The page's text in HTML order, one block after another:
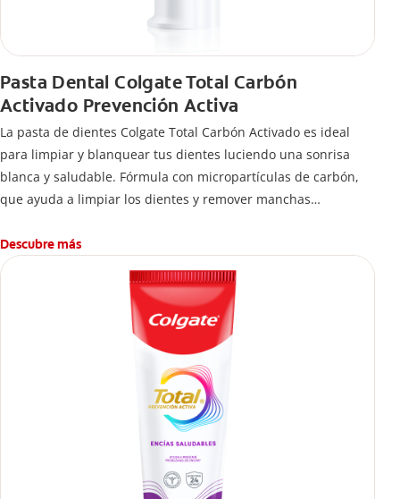
Pasta Dental Colgate Total Carbón
Activado Prevención Activa
La pasta de dientes Colgate Total Carbón Activado es ideal
para limpiar y blanquear tus dientes luciendo una sonrisa
blanca y saludable. Fórmula con micropartículas de carbón,
que ayuda a limpiar los dientes y remover manchas
¿Qué hace el carbón activado en una pasta dental y por qué
se usa para ayudar a remover manchas superficiales?
También encontrarás cómo incluirla en tu rutina, en casa o de
viaje, con tips de cepillado para una sonrisa sana.
Descubre más